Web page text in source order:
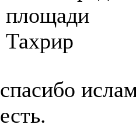
спасибо
есть.